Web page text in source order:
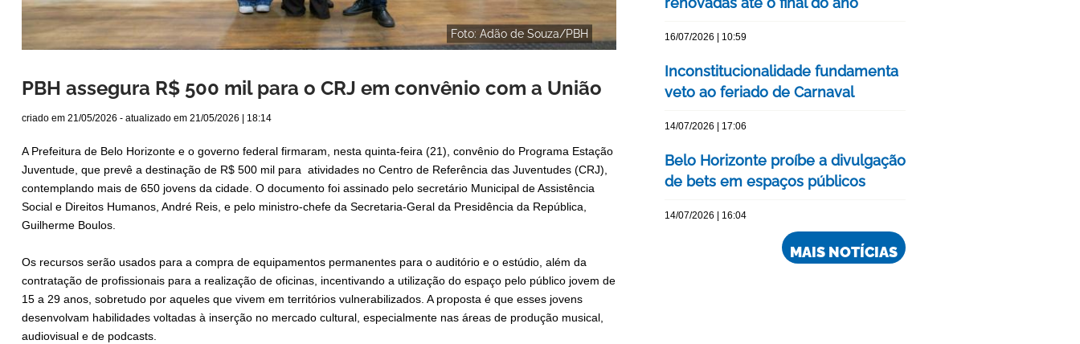
Foto: Adão de Souza/PBH
PBH assegura R$ 500 mil para o CRJ em convênio com a União
criado em 21/05/2026 - atualizado em 21/05/2026 | 18:14
A Prefeitura de Belo Horizonte e o governo federal firmaram, nesta quinta-feira (21), convênio do Programa Estação
Juventude, que prevê a destinação de R$ 500 mil para atividades no Centro de Referência das Juventudes (CRJ),
contemplando mais de 650 jovens da cidade. O documento foi assinado pelo secretário Municipal de Assistência
Social e Direitos Humanos, André Reis, e pelo ministro-chefe da Secretaria-Geral da Presidência da República,
Guilherme Boulos.
Os recursos serão usados para a compra de equipamentos permanentes para o auditório e o estúdio, além da
contratação de profissionais para a realização de oficinas, incentivando a utilização do espaço pelo público jovem de
15 a 29 anos, sobretudo por aqueles que vivem em territórios vulnerabilizados. A proposta é que esses jovens
desenvolvam habilidades voltadas à inserção no mercado cultural, especialmente nas áreas de produção musical,
audiovisual e de podcasts.
16/07/2026 | 10:59
Inconstitucionalidade fundamenta
veto ao feriado de Carnaval
14/07/2026 | 17:06
Belo Horizonte proíbe a divulgação
de bets em espaços públicos
14/07/2026 | 16:04
MAIS NOTÍCIAS